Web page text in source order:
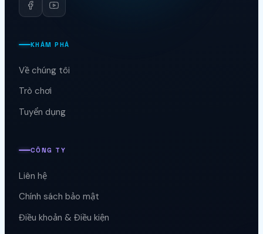
KHÁM PHÁ
Về chúng tôi
Trò chơi
Tuyển dụng
CÔNG TY
Liên hệ
Chính sách bảo mật
Điều khoản & Điều kiện